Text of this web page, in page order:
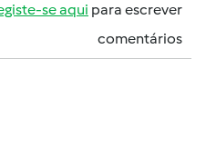
se aqui para escrever
comentários